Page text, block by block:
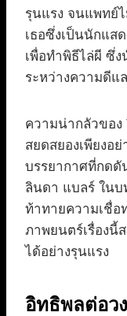
รุนแรง จนแพทย์
เธอซึ่งเป็นนักแส
เพื่อทำพิธีไล่ผี ซึ่
ระหว่างความดีแ
ความน่ากลัวของ
สยดสยองเพียงอ
บรรยากาศที่กดดั
ลินดา แบลร์ ในบ
ท้าทายความเชื่อ
ภาพยนตร์เรื่องนี้
ได้อย่างรุนแรง
อิทธิพลต่อว